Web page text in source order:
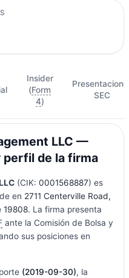
Insider
(Form
4)
SEC
LLC —
perfil de la firma
(CIK: 0001568887) es
en 2711 Centerville Road,
19808. La firma presenta
ante la Comisión de Bolsa y
sus posiciones en
(2019-09-30), la